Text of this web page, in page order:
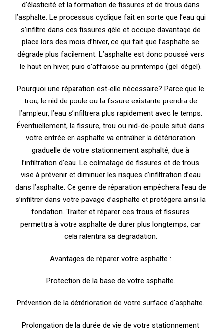
d’élasticité et la formation de fissures et de trous dans
l’asphalte. Le processus cyclique fait en sorte que l’eau qui
s’infiltre dans ces fissures gèle et occupe davantage de
place lors des mois d’hiver, ce qui fait que l’asphalte se
dégrade plus facilement. L’asphalte est donc poussé vers
le haut en hiver, puis s'affaisse au printemps (gel-dégel).
Pourquoi une réparation est-elle nécessaire? Parce que le
trou, le nid de poule ou la fissure existante prendra de
l’ampleur, l’eau s’infiltrera plus rapidement avec le temps.
Éventuellement, la fissure, trou ou nid-de-poule situé dans
votre entrée en asphalte va entraîner la détérioration
graduelle de votre stationnement asphalté, due à
l’infiltration d’eau. Le colmatage de fissures et de trous
vise à prévenir et diminuer les risques d’infiltration d’eau
dans l’asphalte. Ce genre de réparation empêchera l’eau de
s’infiltrer dans votre pavage d’asphalte et protégera ainsi la
fondation. Traiter et réparer ces trous et fissures
permettra à votre asphalte de durer plus longtemps, car
cela ralentira sa dégradation.
Avantages de réparer votre asphalte :
Protection de la base de votre asphalte.
Prévention de la détérioration de votre surface d'asphalte.
Prolongation de la durée de vie de votre stationnement